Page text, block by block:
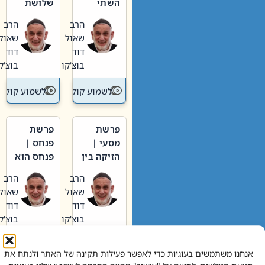
אנחנו משתמשים בעוגיות כדי לאפשר פעילות תקינה של האתר ולנתח את
וערב של
חיינו
הרב
שאול
דוד
בוצ'קו
לשמוע קול תורה – מדרש
האבות
הרב
שאול
דוד
בוצ'קו
לשמוע קול
פרשת
מסעי |
הזיקה בין
הגדול לעם הרב
שאול
דוד
בוצ'קו
לשמוע קול תורה – מדרש
פרשת
פנחס |
פנחס הוא
אליהו: בין
קנאות
הורסת
לקנאות
בונה
הרב
שאול
דוד
בוצ'קו
לשמוע קול